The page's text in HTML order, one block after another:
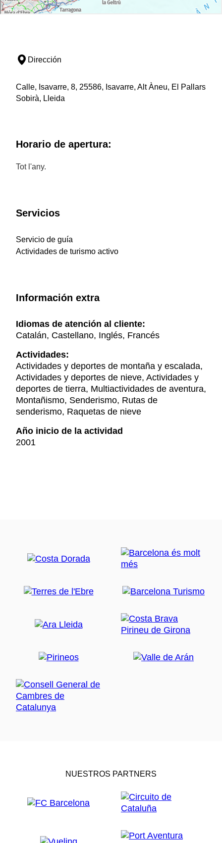
Dirección
Calle, Isavarre, 8, 25586, Isavarre, Alt Àneu, El Pallars
Sobirà, Lleida
Horario de apertura:
Tot l'any.
Servicios
Servicio de guía
Actividades de turismo activo
Información extra
Idiomas de atención al cliente:
Catalán, Castellano, Inglés, Francés
Actividades:
Actividades y deportes de montaña y escalada,
Actividades y deportes de nieve, Actividades y
deportes de tierra, Multiactividades de aventura,
Montañismo, Senderismo, Rutas de
senderismo, Raquetas de nieve
Año inicio de la actividad
2001
NUESTROS PARTNERS